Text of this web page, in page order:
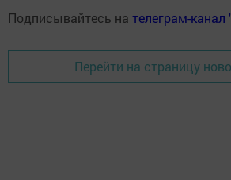
Подписывайтесь на телеграм-
Перейти на страницу